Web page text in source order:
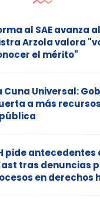
al SAE avanza
Arzola valora
el mérito"
Cuna Universal:
a más
pide antecedentes
tras denuncias
en derechos